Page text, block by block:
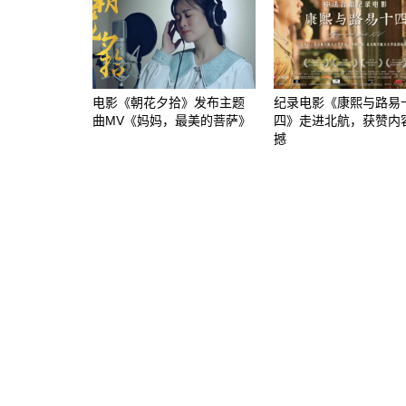
电影《朝花夕拾》发布主题
曲MV《妈妈，最美的菩萨》
纪录电影《康熙与路易
四》走进北航，获赞内
撼